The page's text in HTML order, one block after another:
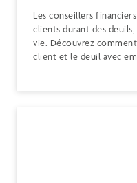
Les conseillers
clients durant des
vie. Découvrez
client et le deuil avec